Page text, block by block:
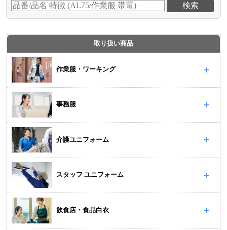
取り扱い商品
作業服・ワーキング
事務服
介護ユニフォーム
スタッフ ユニフォーム
飲食店・食品白衣